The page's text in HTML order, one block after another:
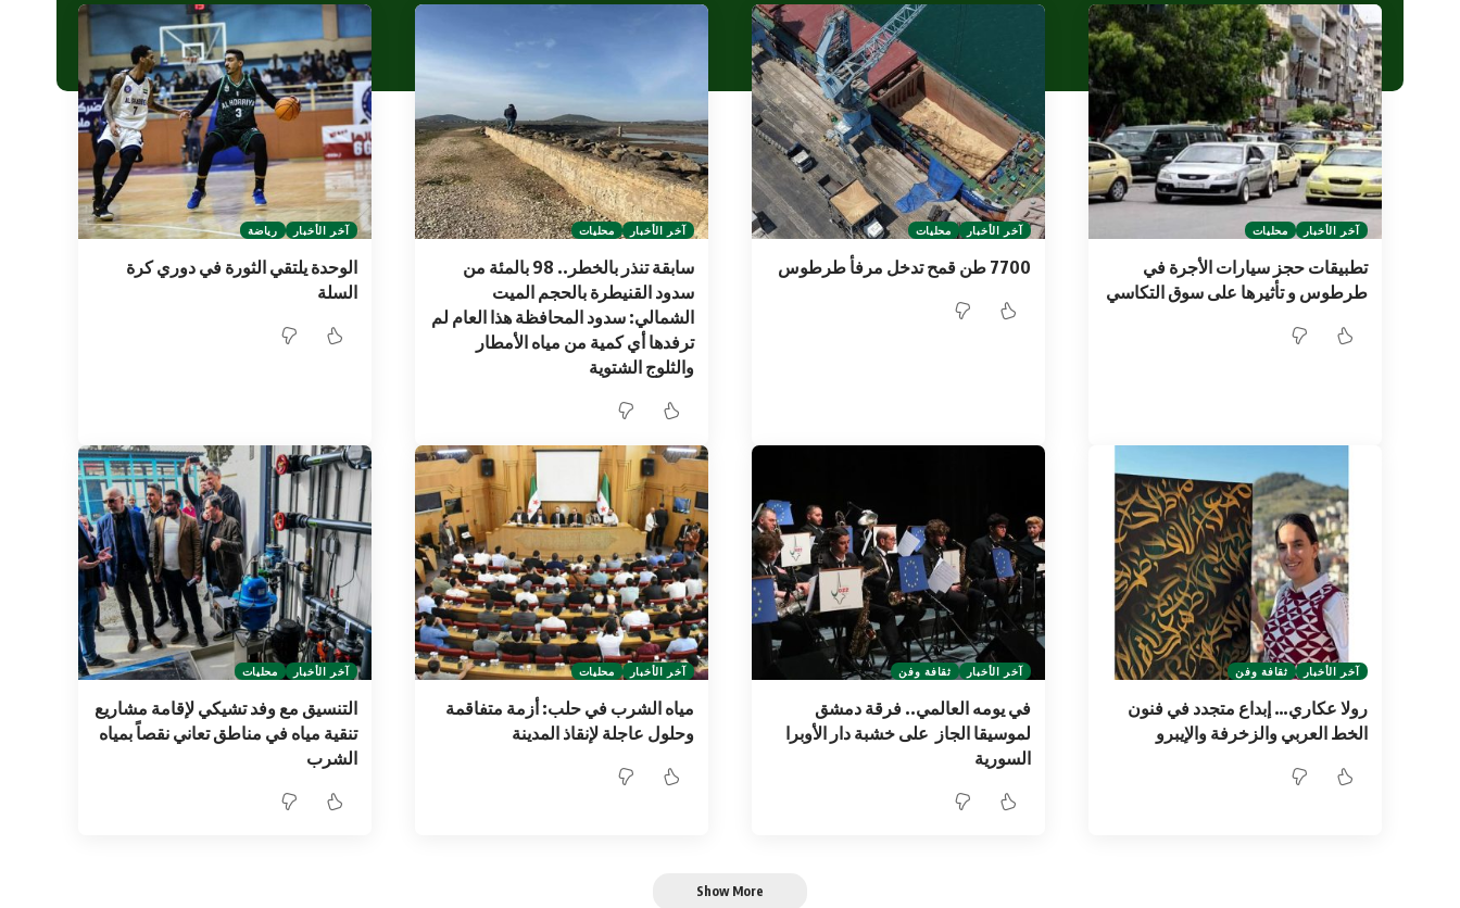
آخر الأخبار محليات
تطبيقات حجز سيارات الأجرة في
طرطوس و تأثيرها على سوق التكاسي
آخر الأخبار محليات
7700 طن قمح تدخل مرفأ طرطوس
آخر الأخبار محليات
سابقة تنذر بالخطر.. 98 بالمئة من
سدود القنيطرة بالحجم الميت
الشمالي: سدود المحافظة هذا العام لم
ترفدها أي كمية من مياه الأمطار
والثلوج الشتوية
آخر الأخبار رياضة
الوحدة يلتقي الثورة في دوري كرة
السلة
آخر الأخبار ثقافة وفن
رولا عكاري… إبداع متجدد في فنون
الخط العربي والزخرفة والإيبرو
آخر الأخبار ثقافة وفن
في يومه العالمي.. فرقة دمشق
لموسيقا الجاز على خشبة دار الأوبرا
السورية
آخر الأخبار محليات
مياه الشرب في حلب: أزمة متفاقمة
وحلول عاجلة لإنقاذ المدينة
آخر الأخبار محليات
التنسيق مع وفد تشيكي لإقامة ‏مشاريع
تنقية مياه في مناطق تعاني نقصاً بمياه
الشرب
Show More